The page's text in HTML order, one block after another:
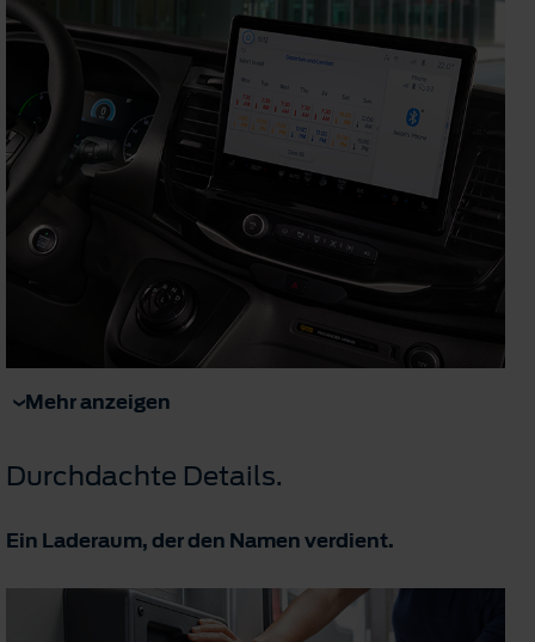
Mehr anzeigen
Durchdachte Details.
Ein Laderaum, der den Namen verdient.